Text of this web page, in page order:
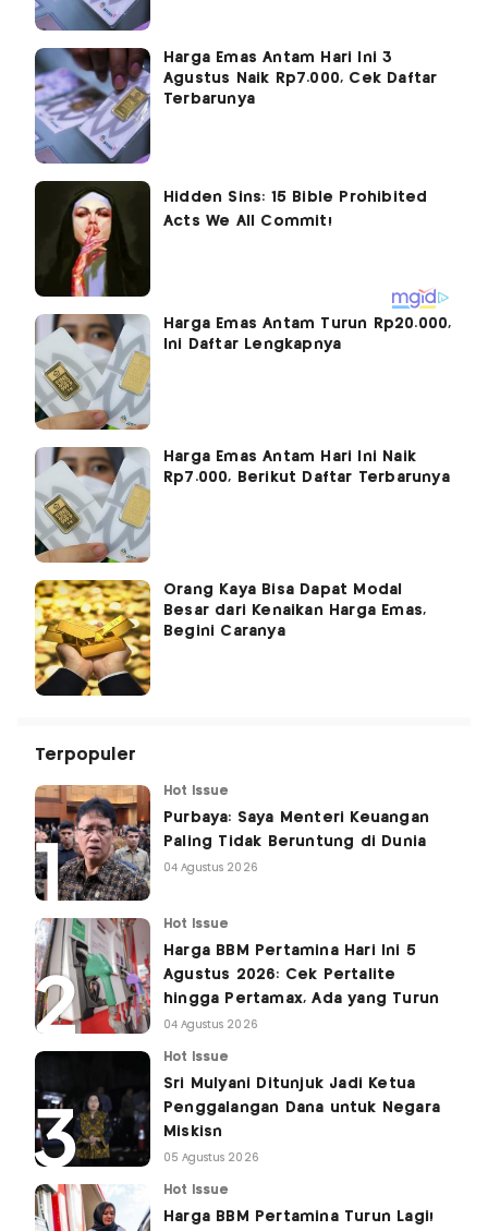
Harga Emas Antam Hari Ini 3
Agustus Naik Rp7.000, Cek Daftar
Terbarunya
Harga Emas Antam Turun Rp20.000,
Ini Daftar Lengkapnya
Harga Emas Antam Hari Ini Naik
Rp7.000, Berikut Daftar Terbarunya
Orang Kaya Bisa Dapat Modal
Besar dari Kenaikan Harga Emas,
Begini Caranya
Terpopuler
Hot Issue
Purbaya: Saya Menteri Keuangan
Paling Tidak Beruntung di Dunia
04 Agustus 2026
Hot Issue
Harga BBM Pertamina Hari Ini 5
Agustus 2026: Cek Pertalite
hingga Pertamax, Ada yang Turun
04 Agustus 2026
Hot Issue
Sri Mulyani Ditunjuk Jadi Ketua
Penggalangan Dana untuk Negara
Miskisn
05 Agustus 2026
Hot Issue
Harga BBM Pertamina Turun Lagi!